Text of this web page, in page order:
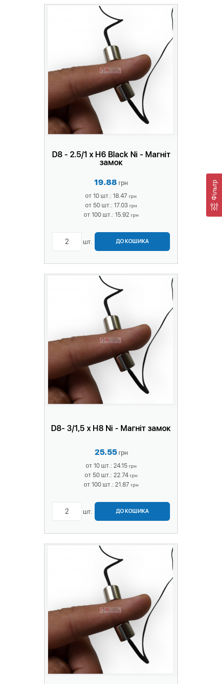
Фільтр
D8 - 2.5/1 х H6 Black Ni - Магніт
замок
19.88 грн
от 10 шт.: 18.47 грн
от 50 шт.: 17.03 грн
от 100 шт.: 15.92 грн
шт. ДО КОШИКА
D8- 3/1,5 х H8 Ni - Магніт замок
25.55 грн
от 10 шт.: 24.15 грн
от 50 шт.: 22.74 грн
от 100 шт.: 21.87 грн
шт. ДО КОШИКА